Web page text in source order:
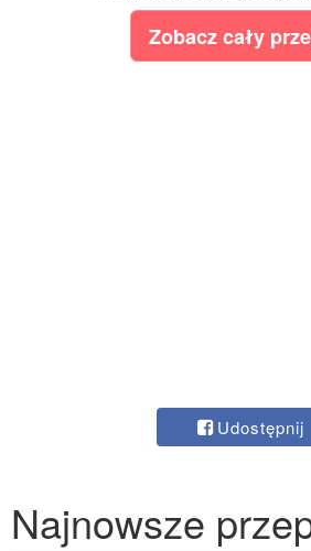
Zobacz cały
Udostępnij
Najnowsze